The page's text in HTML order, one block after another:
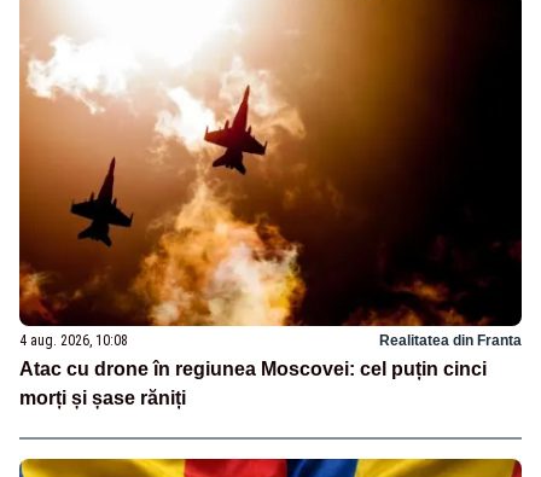
4 aug. 2026, 10:08 Realitatea din Franta
Atac cu drone în regiunea Moscovei: cel puțin cinci
morți și șase răniți